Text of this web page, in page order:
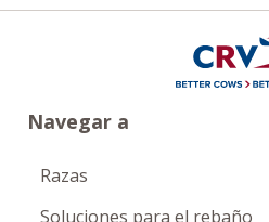
Navegar a
Razas
Soluciones para el rebaño